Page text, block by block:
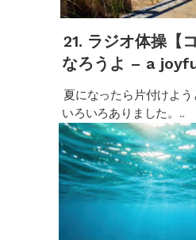
21. ラジオ体操【
なろうよ – a
夏になったら片付けよ
いろいろありました。...